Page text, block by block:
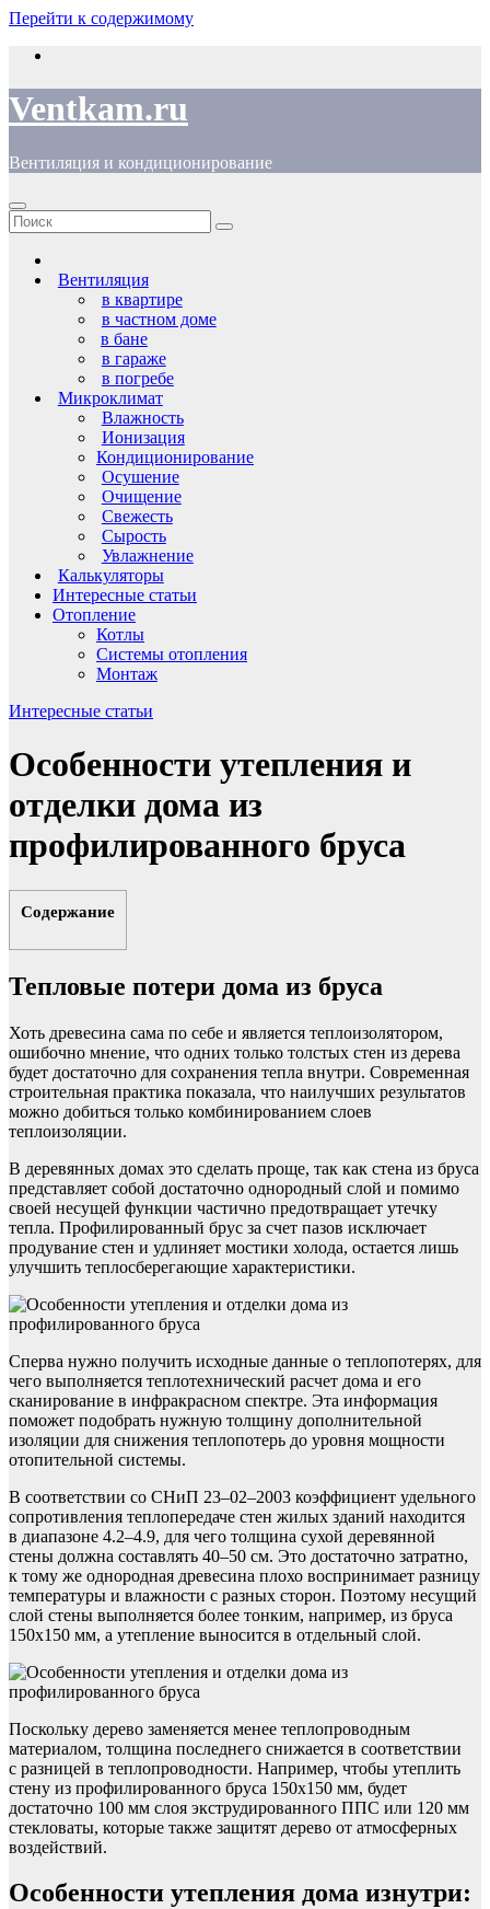
Перейти к содержимому
Ventkam.ru
Вентиляция и кондиционирование
Вентиляция
в квартире
в частном доме
в бане
в гараже
в погребе
Микроклимат
Влажность
Ионизация
Кондиционирование
Осушение
Очищение
Свежесть
Сырость
Увлажнение
Калькуляторы
Интересные статьи
Отопление
Котлы
Системы отопления
Монтаж
Интересные статьи
Особенности утепления и
отделки дома из
профилированного бруса
Содержание
Тепловые потери дома из бруса
Хоть древесина сама по себе и является теплоизолятором,
ошибочно мнение, что одних только толстых стен из дерева
будет достаточно для сохранения тепла внутри. Современная
строительная практика показала, что наилучших результатов
можно добиться только комбинированием слоев
теплоизоляции.
В деревянных домах это сделать проще, так как стена из бруса
представляет собой достаточно однородный слой и помимо
своей несущей функции частично предотвращает утечку
тепла. Профилированный брус за счет пазов исключает
продувание стен и удлиняет мостики холода, остается лишь
улучшить теплосберегающие характеристики.
Сперва нужно получить исходные данные о теплопотерях, для
чего выполняется теплотехнический расчет дома и его
сканирование в инфракрасном спектре. Эта информация
поможет подобрать нужную толщину дополнительной
изоляции для снижения теплопотерь до уровня мощности
отопительной системы.
В соответствии со СНиП 23–02–2003 коэффициент удельного
сопротивления теплопередаче стен жилых зданий находится
в диапазоне 4.2–4.9, для чего толщина сухой деревянной
стены должна составлять 40–50 см. Это достаточно затратно,
к тому же однородная древесина плохо воспринимает разницу
температуры и влажности с разных сторон. Поэтому несущий
слой стены выполняется более тонким, например, из бруса
150х150 мм, а утепление выносится в отдельный слой.
Поскольку дерево заменяется менее теплопроводным
материалом, толщина последнего снижается в соответствии
с разницей в теплопроводности. Например, чтобы утеплить
стену из профилированного бруса 150х150 мм, будет
достаточно 100 мм слоя экструдированного ППС или 120 мм
стекловаты, которые также защитят дерево от атмосферных
воздействий.
Особенности утепления дома изнутри: